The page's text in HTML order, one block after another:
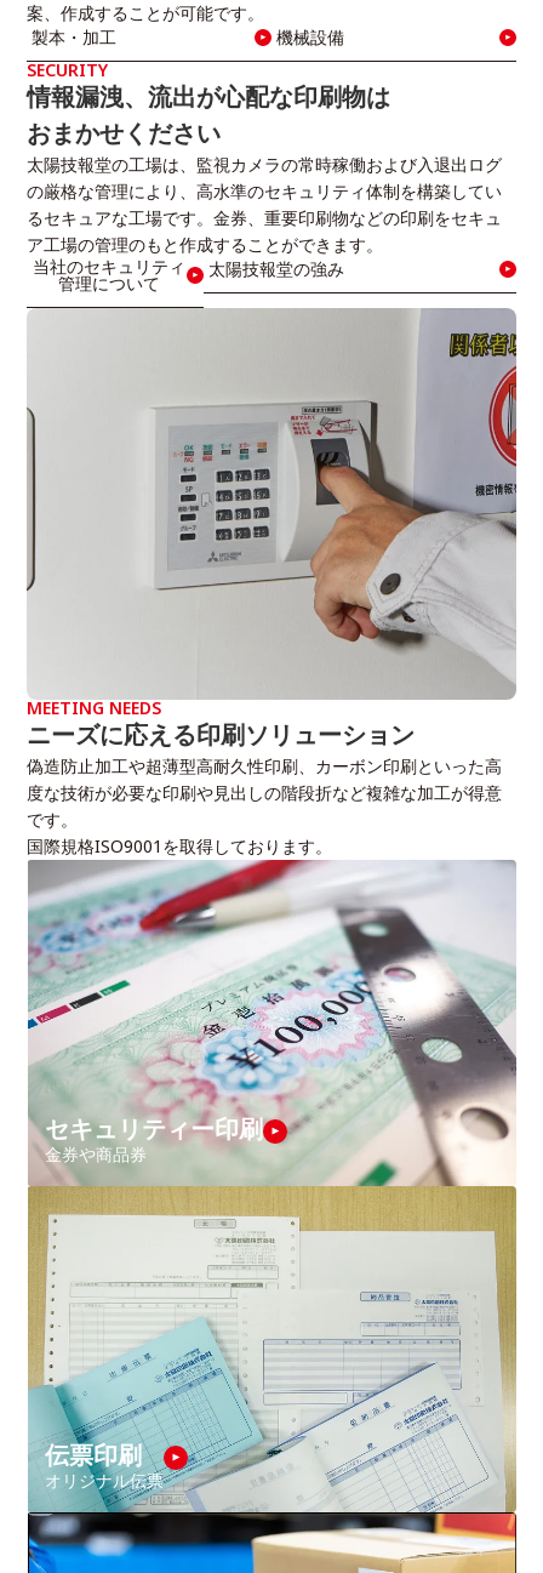
案、作成することが可能です。
製本・加工
機械設備
SECURITY
情報漏洩、流出が心配な印刷物は
おまかせください
太陽技報堂の工場は、監視カメラの常時稼働および入退出ログ
の厳格な管理により、高水準のセキュリティ体制を構築してい
るセキュアな工場です。金券、重要印刷物などの印刷をセキュ
ア工場の管理のもと作成することができます。
当社のセキュリティ
管理について
太陽技報堂の強み
MEETING NEEDS
ニーズに応える印刷ソリューション
偽造防止加工や超薄型高耐久性印刷、カーボン印刷といった高
度な技術が必要な印刷や見出しの階段折など複雑な加工が得意
です。
国際規格ISO9001を取得しております。
セキュリティー印刷
金券や商品券
伝票印刷
オリジナル伝票